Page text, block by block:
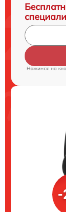
Нажимая на
-